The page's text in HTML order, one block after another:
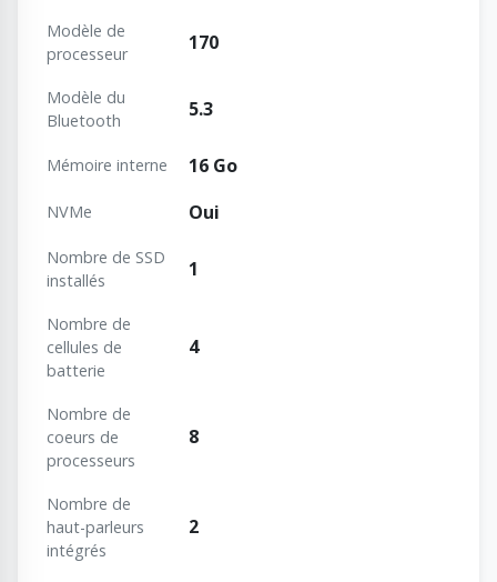
Modèle de
processeur
170
Modèle du
Bluetooth
5.3
Mémoire interne 16 Go
NVMe Oui
Nombre de SSD
installés
1
Nombre de
cellules de
batterie
4
Nombre de
coeurs de
processeurs
8
Nombre de
haut-parleurs
intégrés
2